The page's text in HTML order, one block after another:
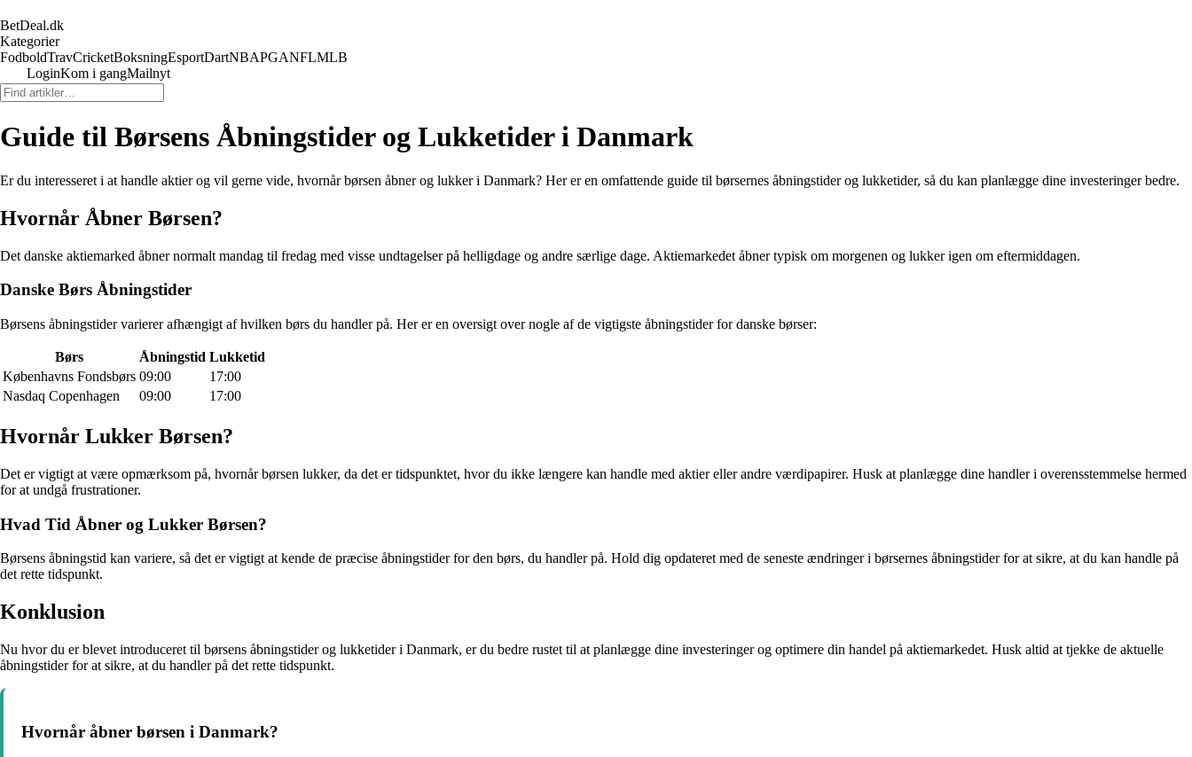
BetDeal.dk
Kategorier
FodboldTravCricketBoksningEsportDartNBAPGANFLMLB
LoginKom i gangMailnyt
Guide til Børsens Åbningstider og Lukketider i Danmark
Er du interesseret i at handle aktier og vil gerne vide, hvornår børsen åbner og lukker i Danmark? Her er en omfattende guide til børsernes åbningstider og lukketider, så du kan planlægge dine investeringer bedre.
Hvornår Åbner Børsen?
Det danske aktiemarked åbner normalt mandag til fredag med visse undtagelser på helligdage og andre særlige dage. Aktiemarkedet åbner typisk om morgenen og lukker igen om eftermiddagen.
Danske Børs Åbningstider
Børsens åbningstider varierer afhængigt af hvilken børs du handler på. Her er en oversigt over nogle af de vigtigste åbningstider for danske børser:
Børs Åbningstid Lukketid
Københavns Fondsbørs 09:00
17:00
Nasdaq Copenhagen
09:00 17:00
Hvornår Lukker Børsen?
Det er vigtigt at være opmærksom på, hvornår børsen lukker, da det er tidspunktet, hvor du ikke længere kan handle med aktier eller andre værdipapirer. Husk at planlægge dine handler i overensstemmelse hermed
for at undgå frustrationer.
Hvad Tid Åbner og Lukker Børsen?
Børsens åbningstid kan variere, så det er vigtigt at kende de præcise åbningstider for den børs, du handler på. Hold dig opdateret med de seneste ændringer i børsernes åbningstider for at sikre, at du kan handle på
det rette tidspunkt.
Konklusion
Nu hvor du er blevet introduceret til børsens åbningstider og lukketider i Danmark, er du bedre rustet til at planlægge dine investeringer og optimere din handel på aktiemarkedet. Husk altid at tjekke de aktuelle
åbningstider for at sikre, at du handler på det rette tidspunkt.
Hvornår åbner børsen i Danmark?